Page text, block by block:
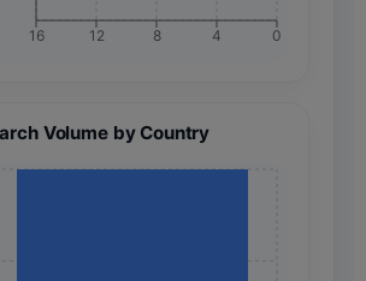
0
4
8
12
16
Volume by Country